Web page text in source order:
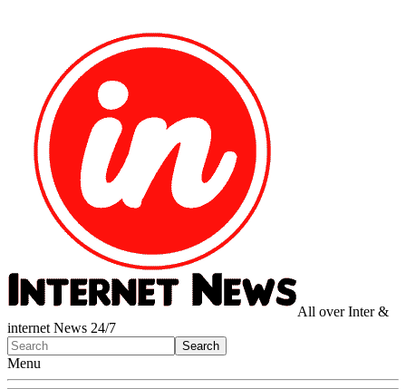
All over Inter &
internet News 24/7
Menu